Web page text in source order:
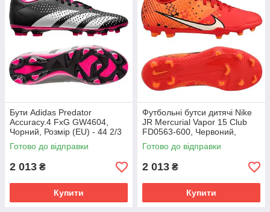
Бути Adidas Predator
Accuracy.4 FxG GW4604,
Чорний, Розмір (EU) - 44 2/3
Готово до відправки
2 013 ₴
Купити
Футбольні бутси дитячі Nike
JR Mercurial Vapor 15 Club
FD0563-600, Червоний,
Розмір (EU) - 38
Готово до відправки
2 013 ₴
Купити